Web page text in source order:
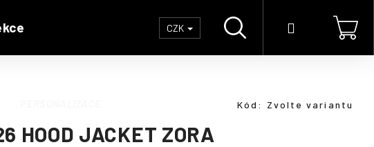
CZK Hledat Přihlášení
HOOD JACKET ZORA
Kód: Zvolte variantu